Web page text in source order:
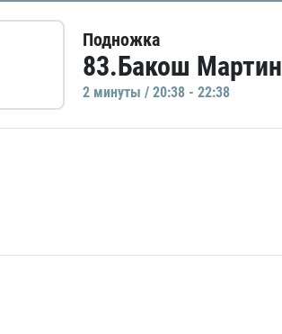
Подножка
83.Бакош Мартин
2 минуты / 20:38 - 22:38